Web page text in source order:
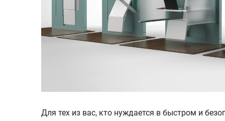
Для тех из вас, кто нуждается в быстром и